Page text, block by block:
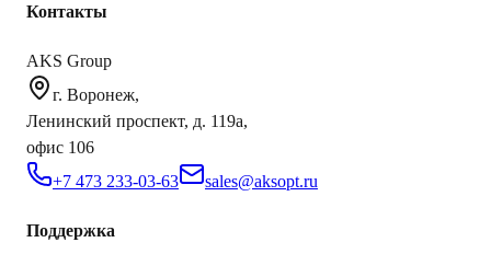
Контакты
AKS Group
г. Воронеж,
Ленинский проспект, д. 119а,
офис 106
+7 473 233-03-63
sales@aksopt.ru
Поддержка